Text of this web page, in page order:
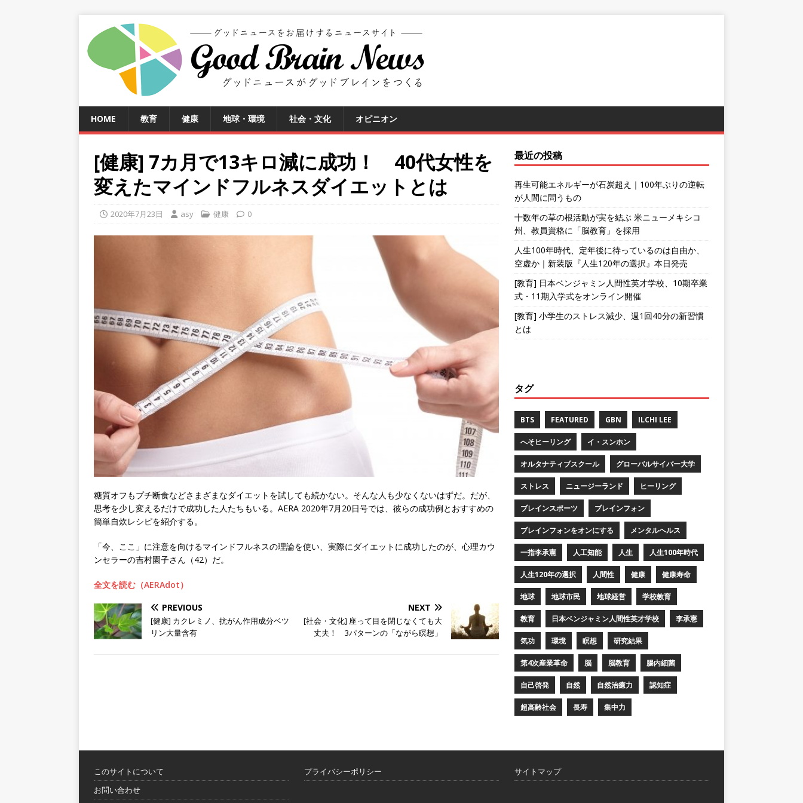
HOME 教育 健康 地球・環境 社会・文化 オピニオン
[健康] 7カ月で13キロ減に成功！ 40代女性を
変えたマインドフルネスダイエットとは
2020年7月23日 asy 健康 0
糖質オフもプチ断食などさまざまなダイエットを試しても続かない。そんな人も少なくないはずだ。だが、
思考を少し変えるだけで成功した人たちもいる。AERA 2020年7月20日号では、彼らの成功例とおすすめの
簡単自炊レシピを紹介する。
「今、ここ」に注意を向けるマインドフルネスの理論を使い、実際にダイエットに成功したのが、心理カウ
ンセラーの吉村園子さん（42）だ。
全文を読む（AERAdot）
PREVIOUS
[健康] カクレミノ、抗がん作用成分ベツ
リン大量含有
NEXT
[社会・文化] 座って目を閉じなくても大
丈夫！ 3パターンの「ながら瞑想」
最近の投稿
再生可能エネルギーが石炭超え｜100年ぶりの逆転
が人間に問うもの
十数年の草の根活動が実を結ぶ 米ニューメキシコ
州、教員資格に「脳教育」を採用
人生100年時代、定年後に待っているのは自由か、
空虚か｜新装版『人生120年の選択』本日発売
[教育] 日本ベンジャミン人間性英才学校、10期卒業
式・11期入学式をオンライン開催
[教育] 小学生のストレス減少、週1回40分の新習慣
とは
タグ
BTS FEATURED GBN ILCHI LEE
へそヒーリング イ・スンホン
オルタナティブスクール グローバルサイバー大学
ストレス ニュージーランド ヒーリング
ブレインスポーツ ブレインフォン
ブレインフォンをオンにする メンタルヘルス
一指李承憲 人工知能 人生 人生100年時代
人生120年の選択 人間性 健康 健康寿命
地球 地球市民 地球経営 学校教育
教育 日本ベンジャミン人間性英才学校 李承憲
気功 環境 瞑想 研究結果
第4次産業革命 脳 脳教育 腸内細菌
自己啓発 自然 自然治癒力 認知症
超高齢社会 長寿 集中力
このサイトについて
お問い合わせ
プライバシーポリシー サイトマップ